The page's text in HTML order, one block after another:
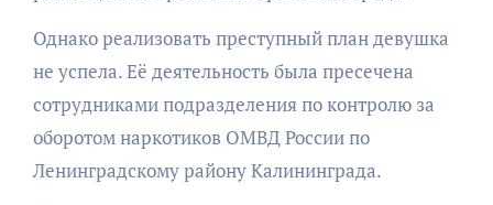
Однако реализовать преступный план девушка
не успела. Её деятельность была пресечена
сотрудниками подразделения по контролю за
оборотом наркотиков ОМВД России по
Ленинградскому району Калининграда.